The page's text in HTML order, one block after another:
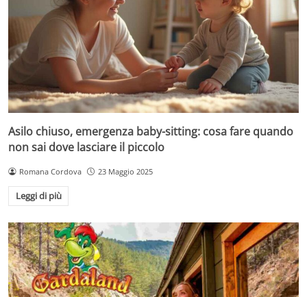
Asilo chiuso, emergenza baby-sitting: cosa fare quando
non sai dove lasciare il piccolo
Romana Cordova 23 Maggio 2025
Leggi di più